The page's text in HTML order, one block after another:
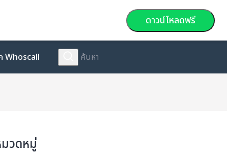
ดาวน์โหลดฟรี
Whoscall
วดหมู่